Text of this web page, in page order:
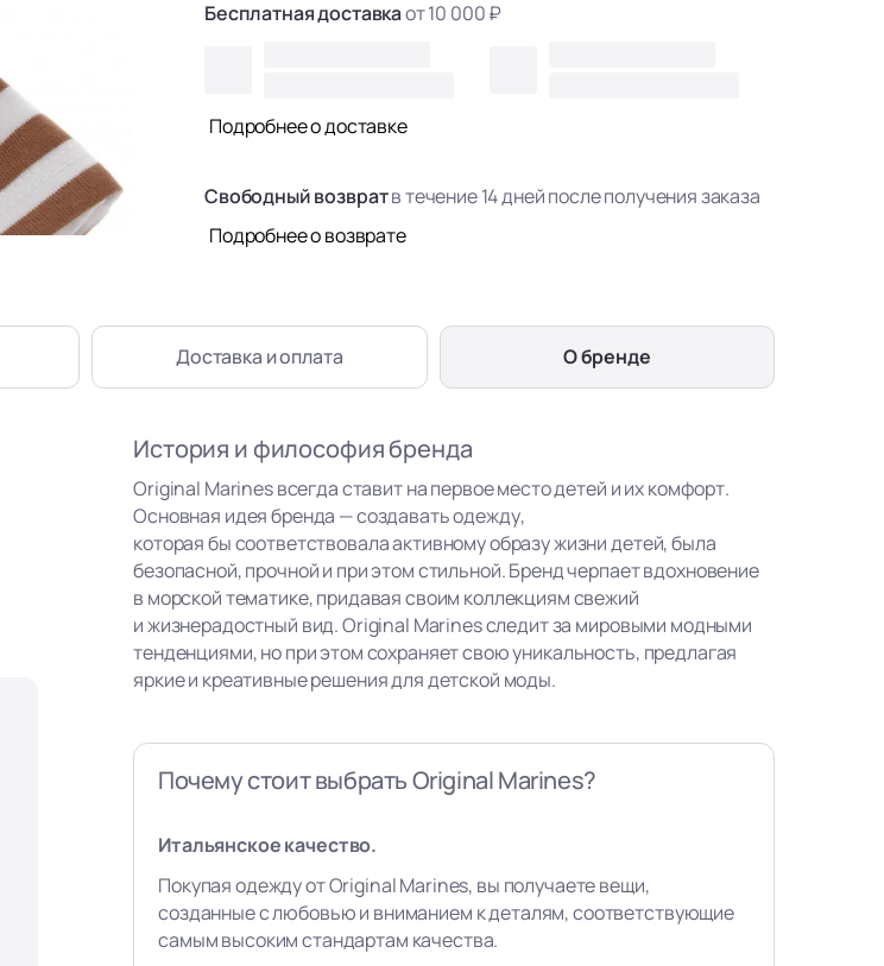
Бесплатная доставкаот 10 000 ₽
Подробнее о доставке
Свободный возвратв течение 14 дней после получения заказа
Подробнее о возврате
Доставка и оплата О бренде
История и философия бренда
Original Marines всегда ставит на первое место детей и их комфорт.
Основная идея бренда — создавать одежду,
которая бы соответствовала активному образу жизни детей, была
безопасной, прочной и при этом стильной. Бренд черпает вдохновение
в морской тематике, придавая своим коллекциям свежий
и жизнерадостный вид. Original Marines следит за мировыми модными
тенденциями, но при этом сохраняет свою уникальность, предлагая
яркие и креативные решения для детской моды.
Почему стоит выбрать Original Marines?
Итальянское качество.
Покупая одежду от Original Marines, вы получаете вещи,
созданные с любовью и вниманием к деталям, соответствующие
самым высоким стандартам качества.